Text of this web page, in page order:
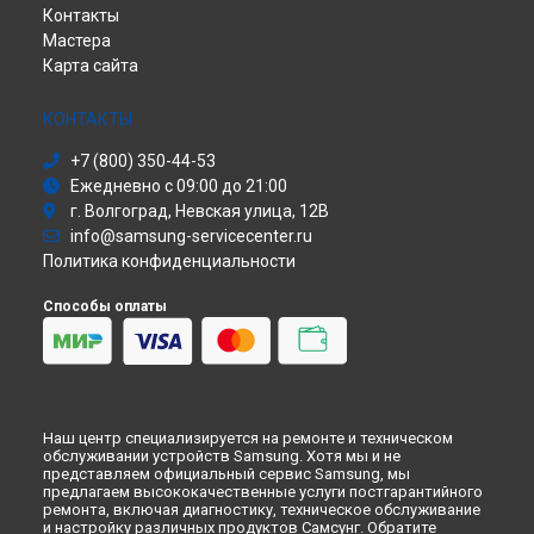
Ремонт телефона Galaxy S22 Ultra Samsung в
Ремонт телефона Galaxy S22 Ultra Samsung в
Ремонт телефона Galaxy S22 Ultra Samsung в
Ремонт телефона Galaxy S22 Ultra Samsung в
Саундбар
Сабвуфер
Холодильник
Моноблок
Атс
Смарт-часы
Варочная панель
Посудомоечная машина
Морозильная камера
Кондиционер
Духовой шкаф
Вытяжка
Контакты
Мастера
Карта сайта
КОНТАКТЫ
+7 (800) 350-44-53
Ежедневно с 09:00 до 21:00
г. Волгоград, Невская улица, 12В
info@samsung-servicecenter.ru
Политика конфиденциальности
Способы оплаты
Наш центр специализируется на ремонте и техническом
обслуживании устройств Samsung. Хотя мы и не
представляем официальный сервис Samsung, мы
предлагаем высококачественные услуги постгарантийного
ремонта, включая диагностику, техническое обслуживание
и настройку различных продуктов Самсунг. Обратите